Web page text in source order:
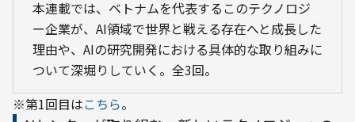
本連載では、ベトナムを代表するこのテクノロジ
ー企業が、AI領域で世界と戦える存在へと成長した
理由や、AIの研究開発における具体的な取り組みに
ついて深堀りしていく。全3回。
※第1回目はこちら。